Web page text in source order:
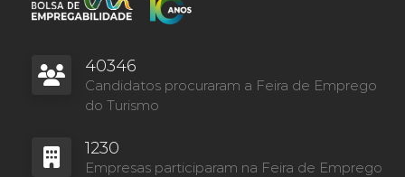
40346
Candidatos procuraram a Feira de Emprego
do Turismo
1230
Empresas participaram na Feira de Emprego